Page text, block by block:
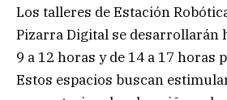
Los talleres de Estación
Pizarra Digital se desarrollarán
9 a 12 horas y de 14 a 17 horas
Estos espacios buscan